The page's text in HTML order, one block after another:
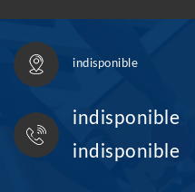
indisponible
indisponible
indisponible